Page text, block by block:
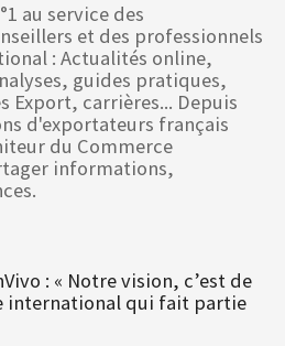
au service des
et des professionnels
: Actualités online,
guides pratiques,
Export, carrières... Depuis
d'exportateurs français
du Commerce
informations,
: « Notre vision, c’est de
international qui fait partie